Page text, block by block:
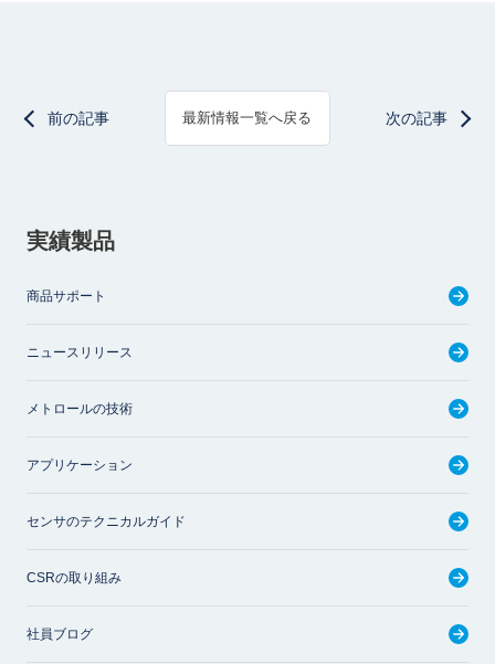
前の記事 最新情報一覧へ戻る 次の記事
実績製品
商品サポート
ニュースリリース
メトロールの技術
アプリケーション
センサのテクニカルガイド
CSRの取り組み
社員ブログ